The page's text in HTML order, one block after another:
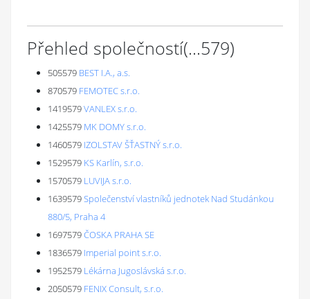
Přehled společností(...579)
505579 BEST I.A., a.s.
870579 FEMOTEC s.r.o.
1419579VANLEX s.r.o.
1425579 MK DOMY s.r.o.
1460579 IZOLSTAV ŠŤASTNÝ s.r.o.
1529579 KS Karlín, s.r.o.
1570579 LUVIJA s.r.o.
1639579Společenství vlastníků jednotek Nad Studánkou
880/5, Praha 4
1697579ČOSKA PRAHA SE
1836579 Imperial point s.r.o.
1952579 Lékárna Jugoslávská s.r.o.
2050579 FENIX Consult, s.r.o.